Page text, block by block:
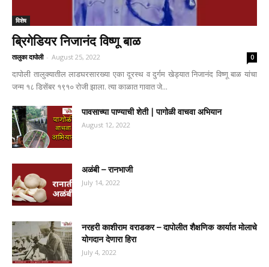
विशेष
ब्रिगेडियर निजानंद विष्णू बाळ
तालुका दापोली - August 25, 2022 0
दापोली तालुक्यातील लाडघरसारख्या एका दूरस्थ व दुर्गम खेड्यात निजानंद विष्णू बाळ यांचा
जन्म १८ डिसेंबर १९१० रोजी झाला. त्या काळात गावात जे...
पावसाच्या पाण्याची शेती | पागोळी वाचवा अभियान
August 12, 2022
अळंबी – रानभाजी
July 14, 2022
नरहरी काशीराम वराडकर – दापोलीत शैक्षणिक कार्यात मोलाचे
योगदान देणारा हिरा
July 4, 2022